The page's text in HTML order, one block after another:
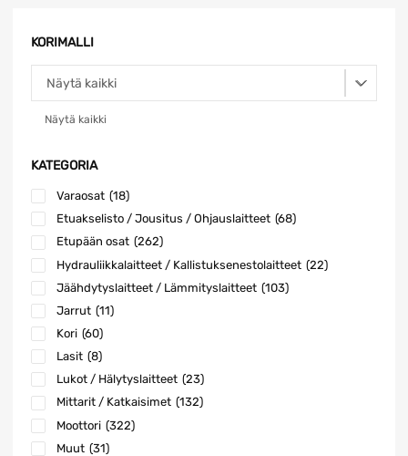
KORIMALLI
Näytä kaikki
KATEGORIA
Varaosat (18)
Etuakselisto / Jousitus / Ohjauslaitteet (68)
Etupään osat (262)
Hydrauliikkalaitteet / Kallistuksenestolaitteet (22)
Jäähdytyslaitteet / Lämmityslaitteet (103)
Jarrut (11)
Kori (60)
Lasit (8)
Lukot / Hälytyslaitteet (23)
Mittarit / Katkaisimet (132)
Moottori (322)
Muut (31)